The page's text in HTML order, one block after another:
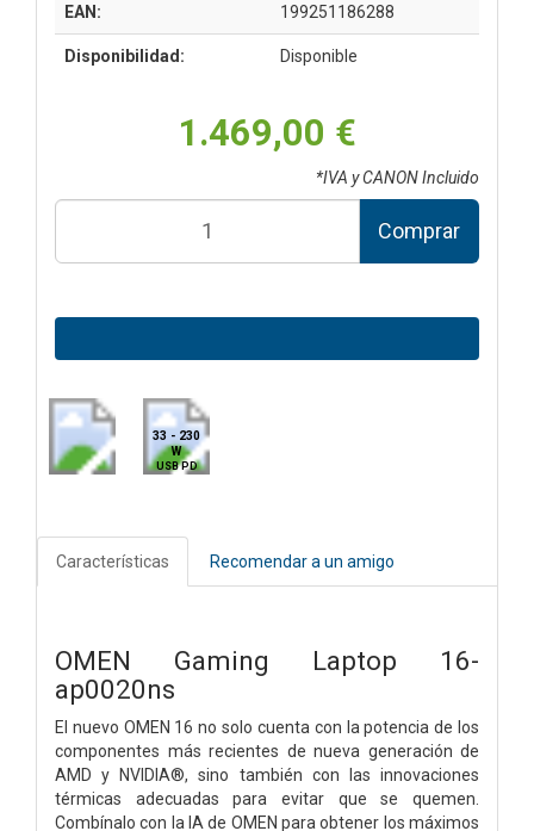
EAN: 199251186288
Disponibilidad: Disponible
1.469,00 €
*IVA y CANON Incluido
Comprar
33 - 230
W
USB PD
Características Recomendar a un amigo
OMEN Gaming Laptop 16-
ap0020ns
El nuevo OMEN 16 no solo cuenta con la potencia de los
componentes más recientes de nueva generación de
AMD y NVIDIA®, sino también con las innovaciones
térmicas adecuadas para evitar que se quemen.
Combínalo con la IA de OMEN para obtener los máximos